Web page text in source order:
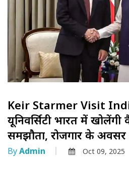
Keir Starmer Visit India:
यूनिवर्सिटी भारत में
समझौता, रोजगार के अवसर
ByAdmin Oct 09, 2025